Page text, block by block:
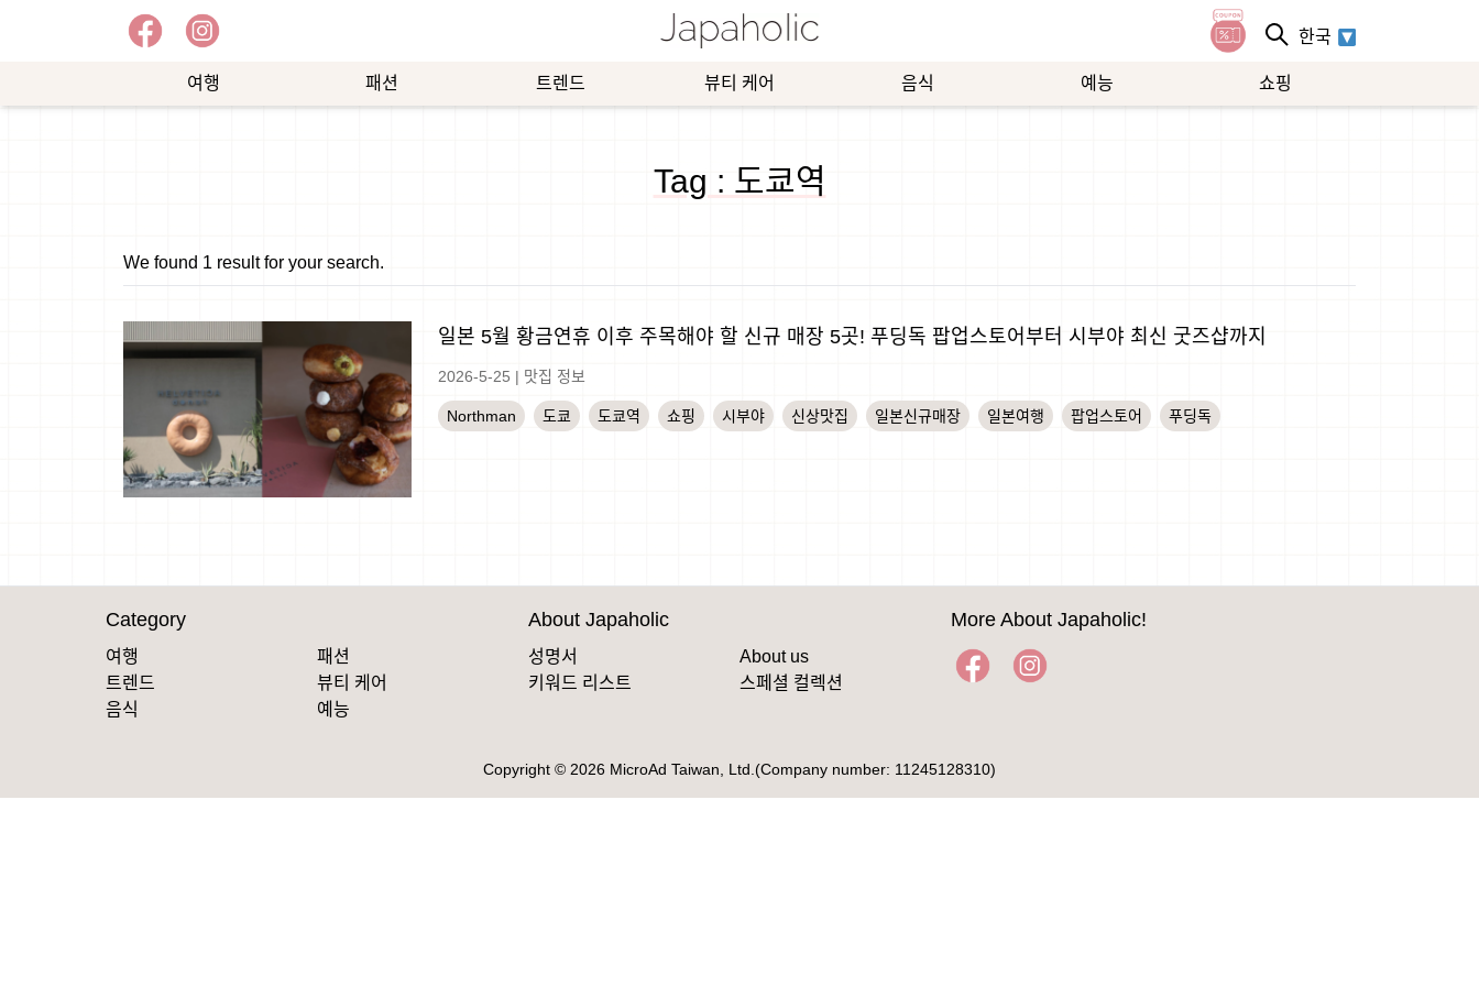
한국
여행 패션 트렌드 뷰티 케어 음식 예능
쇼핑
Tag : 도쿄역
We found 1 result for your search.
일본 5월 황금연휴 이후 주목해야 할 신규 매장 5곳! 푸딩독 팝업스토어부터 시부야 최신 굿즈샵까지
2026-5-25 | 맛집 정보
Northman 도쿄 도쿄역 쇼핑 시부야 신상맛집 일본신규매장 일본여행 팝업스토어 푸딩독
Category
여행
패션
트렌드
뷰티 케어
음식
예능
About Japaholic
성명서
About us
키워드 리스트
스페셜 컬렉션
More About Japaholic!
Copyright © 2026 MicroAd Taiwan, Ltd.(Company number: 11245128310)